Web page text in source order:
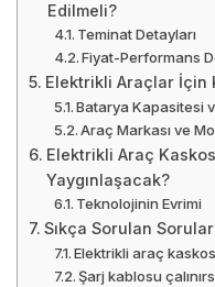
Edilmeli?
Teminat Detayları
Fiyat-Performans
Elektrikli Araçlar İçin
Batarya Kapasitesi
Araç Markası ve
Elektrikli Araç
Yaygınlaşacak?
Teknolojinin Evrimi
Sıkça Sorulan Sorular
Elektrikli araç
Şarj kablosu